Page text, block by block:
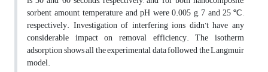
sorbent amount, temperature and pH were 0.005 g, 7 and 25℃,
respectively. Investigation of interfering ions didn’t have any
considerable impact on removal efficiency. The isotherm
adsorption shows all the experimental data followed the Langmuir
model.